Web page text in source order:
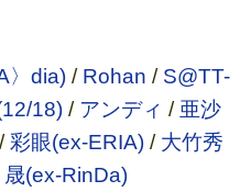
〉dia)/ Rohan / S@TT-
18)/ アンディ / 亜沙
彩眼(ex-ERIA)/ 大竹秀
晟(ex-RinDa)